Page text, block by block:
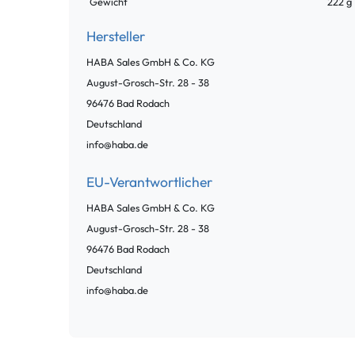
Hersteller
HABA Sales GmbH & Co. KG
August-Grosch-Str. 28 - 38
96476 Bad Rodach
Deutschland
info@haba.de
EU-Verantwortlicher
HABA Sales GmbH & Co. KG
August-Grosch-Str. 28 - 38
96476 Bad Rodach
Deutschland
info@haba.de